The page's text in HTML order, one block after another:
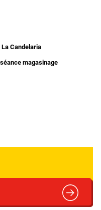
Candelaria
magasinage